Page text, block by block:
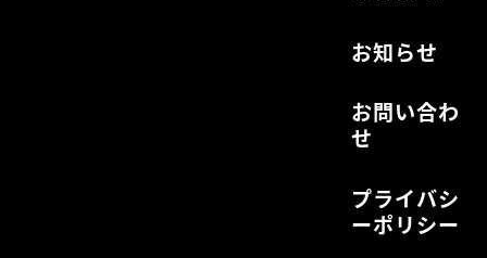
お知らせ
お問い合わ
せ
プライバシ
ーポリシー